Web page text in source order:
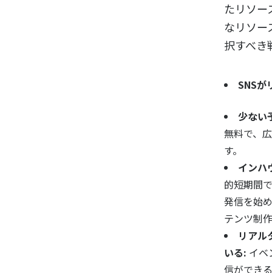
たリソー
なリソー
択すべき
SNSが
少ない
無料で、
す。
インハ
的短期間
発信を始
テンツ制
リアル
いる: イベ
信ができ